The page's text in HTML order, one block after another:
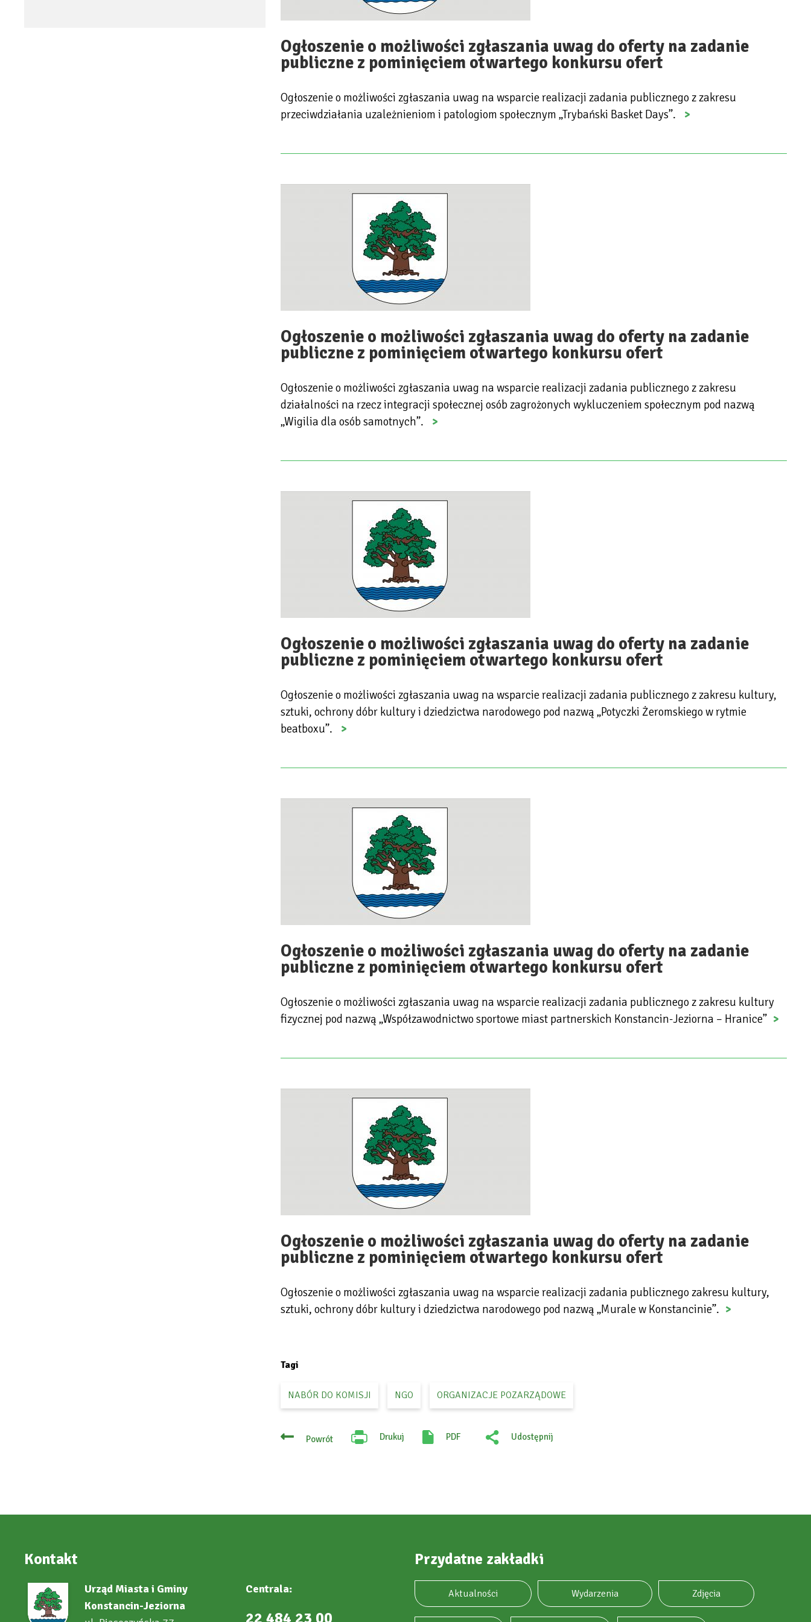
Ogłoszenie o możliwości zgłaszania uwag do oferty na zadanie
publiczne z pominięciem otwartego konkursu ofert
Ogłoszenie o możliwości zgłaszania uwag na wsparcie realizacji zadania publicznego z zakresu
przeciwdziałania uzależnieniom i patologiom społecznym „Trybański Basket Days”.
Ogłoszenie o możliwości zgłaszania uwag do oferty na zadanie
publiczne z pominięciem otwartego konkursu ofert
Ogłoszenie o możliwości zgłaszania uwag na wsparcie realizacji zadania publicznego z zakresu
działalności na rzecz integracji społecznej osób zagrożonych wykluczeniem społecznym pod nazwą
„Wigilia dla osób samotnych”.
Ogłoszenie o możliwości zgłaszania uwag do oferty na zadanie
publiczne z pominięciem otwartego konkursu ofert
Ogłoszenie o możliwości zgłaszania uwag na wsparcie realizacji zadania publicznego z zakresu kultury,
sztuki, ochrony dóbr kultury i dziedzictwa narodowego pod nazwą „Potyczki Żeromskiego w rytmie
beatboxu”.
Ogłoszenie o możliwości zgłaszania uwag do oferty na zadanie
publiczne z pominięciem otwartego konkursu ofert
Ogłoszenie o możliwości zgłaszania uwag na wsparcie realizacji zadania publicznego z zakresu kultury
fizycznej pod nazwą „Współzawodnictwo sportowe miast partnerskich Konstancin-Jeziorna – Hranice”
Ogłoszenie o możliwości zgłaszania uwag do oferty na zadanie
publiczne z pominięciem otwartego konkursu ofert
Ogłoszenie o możliwości zgłaszania uwag na wsparcie realizacji zadania publicznego zakresu kultury,
sztuki, ochrony dóbr kultury i dziedzictwa narodowego pod nazwą „Murale w Konstancinie”.
Tagi
NABÓR DO KOMISJI NGO ORGANIZACJE POZARZĄDOWE
Powrót Drukuj
Will
PDF
Udostępnij
Kontakt
Urząd Miasta i Gminy
Konstancin-Jeziorna
Centrala:
22 484 23 00
Przydatne zakładki
Aktualności Wydarzenia Zdjęcia